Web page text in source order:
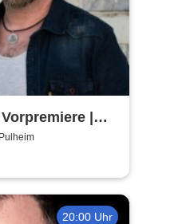
|
Live!
20:00 Uhr